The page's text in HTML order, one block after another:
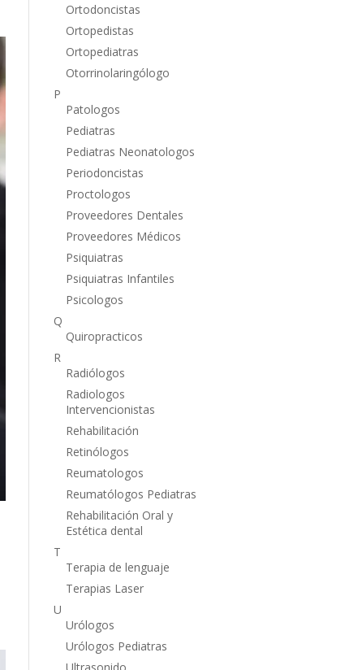
Ortodoncistas
Ortopedistas
Ortopediatras
Otorrinolaringólogo
P
Patologos
Pediatras
Pediatras Neonatologos
Periodoncistas
Proctologos
Proveedores Dentales
Proveedores Médicos
Psiquiatras
Psiquiatras Infantiles
Psicologos
Q
Quiropracticos
R
Radiólogos
Radiologos
Intervencionistas
Rehabilitación
Retinólogos
Reumatologos
Reumatólogos Pediatras
Rehabilitación Oral y
Estética dental
T
Terapia de lenguaje
Terapias Laser
U
Urólogos
Urólogos Pediatras
Ultrasonido